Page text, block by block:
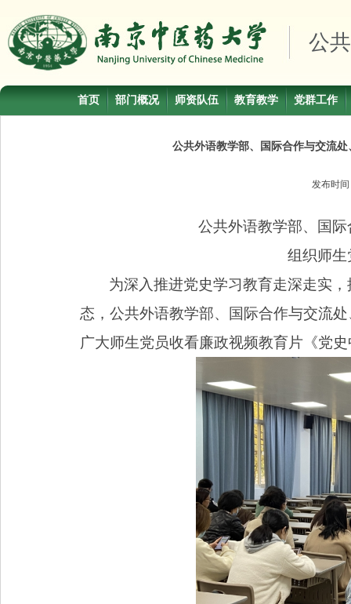
公
首页 部门概况 师资队伍 教育教学 党群工作
公共外语教学部、国际合作与交流
发布时
公共外语教学部、国
组织师
为深入推进党史学习教育走深走实
态，公共外语教学部、国际合作与交流
广大师生党员收看廉政视频教育片《党